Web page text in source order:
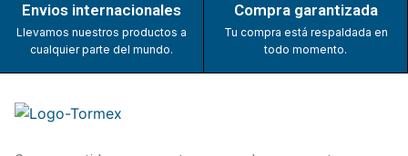
Envios internacionales
Llevamos nuestros productos a
cualquier parte del mundo.
Compra garantizada
Tu compra está respaldada en
todo momento.